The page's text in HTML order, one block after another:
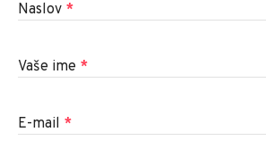
Naslov *
Vaše ime *
E-mail *